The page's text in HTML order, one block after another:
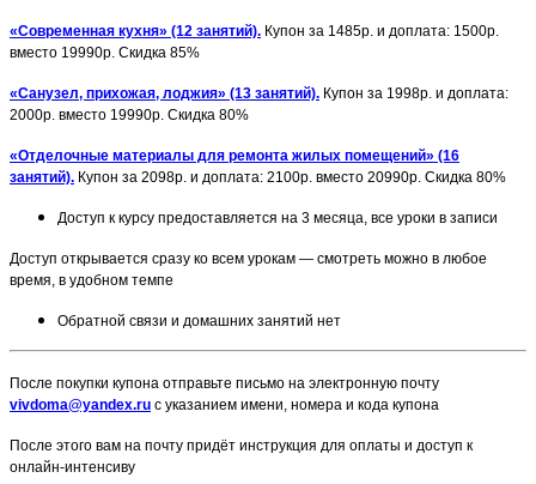
«Современная кухня» (12 занятий). Купон за 1485р. и доплата: 1500р.
вместо 19990р. Скидка 85%
«Санузел, прихожая, лоджия» (13 занятий). Купон за 1998р. и доплата:
2000р. вместо 19990р. Скидка 80%
«Отделочные материалы для ремонта жилых помещений» (16
занятий). Купон за 2098р. и доплата: 2100р. вместо 20990р. Скидка 80%
Доступ к курсу предоставляется на 3 месяца, все уроки в записи
Доступ открывается сразу ко всем урокам — смотреть можно в любое
время, в удобном темпе
Обратной связи и домашних занятий нет
После покупки купона отправьте письмо на электронную почту
vivdoma@yandex.ru с указанием имени, номера и кода купона
После этого вам на почту придёт инструкция для оплаты и доступ к
онлайн-интенсиву